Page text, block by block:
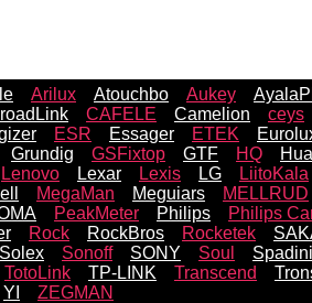
Arilux Atouchbo Aukey
CAFELE Camelion ceys
ESR Essager ETEK
Grundig GSFixtop GTF HQ
Lenovo Lexar Lexis LG LiitoKala
MegaMan Meguiars MELLRUD
PeakMeter Philips Philips
Rock RockBros Rocketek
Solex Sonoff SONY Soul Spadini
TotoLink TP-LINK Transcend
YI ZEGMAN